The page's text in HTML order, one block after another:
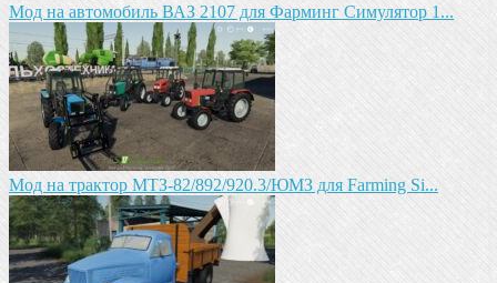
Мод на автомобиль ВАЗ 2107 для Фарминг Симулятор 1...
Мод на трактор МТЗ-82/892/920.3/ЮМЗ для Farming Si...